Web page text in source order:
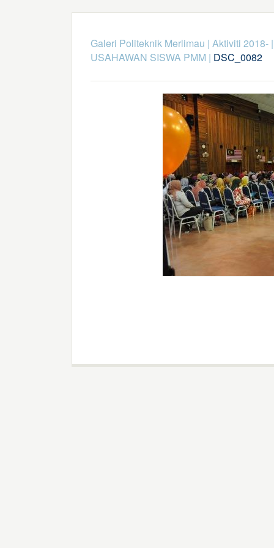
Galeri Politeknik Merlimau | Aktiviti 2018-
USAHAWAN SISWA PMM | DSC_0082